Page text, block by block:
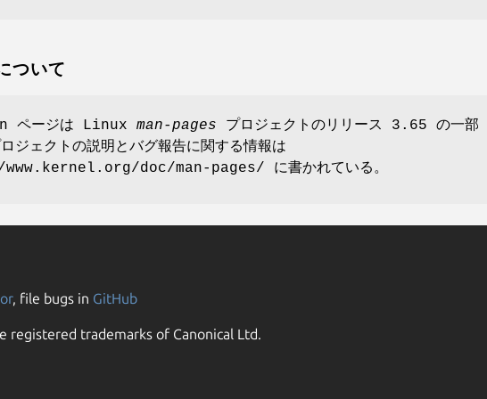
ついて
ページは Linux man-pages プロジェクトのリリース 3.65 の一部
ジェクトの説明とバグ報告に関する情報は
doc/man-pages/ に書かれている。
, file bugs in GitHub
registered trademarks of Canonical Ltd.